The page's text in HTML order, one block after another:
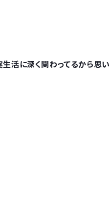
活に深く関わってるから思